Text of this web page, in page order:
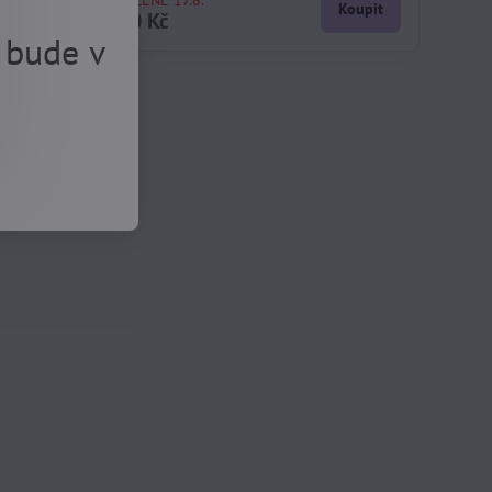
1990 Kč Koupit
v